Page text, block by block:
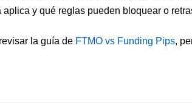
y qué reglas pueden bloquear o
la guía de FTMO vs Funding Pips,